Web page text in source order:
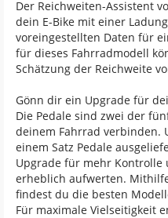
Der Reichweiten-Assistent
dein E-Bike mit einer
voreingestellten Daten für
für dieses Fahrradmodell
Schätzung der Reichweite
Gönn dir ein Upgrade für
Die Pedale sind zwei der
deinem Fahrrad verbinden.
einem Satz Pedale
Upgrade für mehr
erheblich aufwerten.
findest du die besten
Für maximale Vielseitigkeit